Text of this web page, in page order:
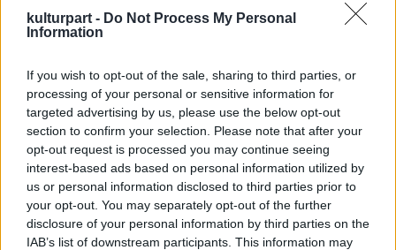
kulturpart - Do Not Process My Personal
Information
If you wish to opt-out of the sale, sharing to third parties, or
processing of your personal or sensitive information for
targeted advertising by us, please use the below opt-out
section to confirm your selection. Please note that after your
opt-out request is processed you may continue seeing
interest-based ads based on personal information utilized by
us or personal information disclosed to third parties prior to
your opt-out. You may separately opt-out of the further
disclosure of your personal information by third parties on the
IAB’s list of downstream participants. This information may
60 program, 11 külföldi író, több mint 50 könyvbemutató és
szövegközpontú zenei estek – ez várható az őszi Margó
tovább